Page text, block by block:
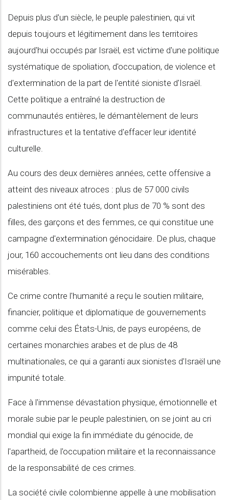
Depuis plus d'un siècle, le peuple palestinien, qui vit
depuis toujours et légitimement dans les territoires
aujourd'hui occupés par Israël, est victime d'une politique
systématique de spoliation, d'occupation, de violence et
d'extermination de la part de l'entité sioniste d'Israël.
Cette politique a entraîné la destruction de
communautés entières, le démantèlement de leurs
infrastructures et la tentative d'effacer leur identité
culturelle.
Au cours des deux dernières années, cette offensive a
atteint des niveaux atroces : plus de 57 000 civils
palestiniens ont été tués, dont plus de 70 % sont des
filles, des garçons et des femmes, ce qui constitue une
campagne d'extermination génocidaire. De plus, chaque
jour, 160 accouchements ont lieu dans des conditions
misérables.
Ce crime contre l'humanité a reçu le soutien militaire,
financier, politique et diplomatique de gouvernements
comme celui des États-Unis, de pays européens, de
certaines monarchies arabes et de plus de 48
multinationales, ce qui a garanti aux sionistes d'Israël une
impunité totale.
Face à l'immense dévastation physique, émotionnelle et
morale subie par le peuple palestinien, on se joint au cri
mondial qui exige la fin immédiate du génocide, de
l'apartheid, de l'occupation militaire et la reconnaissance
de la responsabilité de ces crimes.
La société civile colombienne appelle à une mobilisation